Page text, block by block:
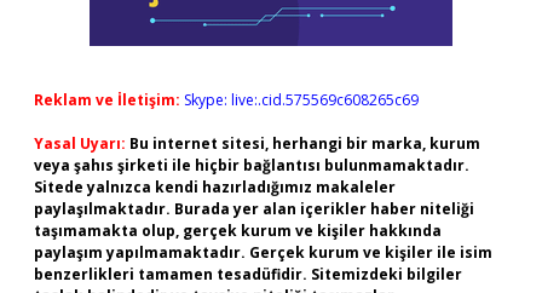
Reklam ve İletişim: Skype: live:.cid.575569c608265c69
Yasal Uyarı: Bu internet sitesi, herhangi bir marka, kurum
veya şahıs şirketi ile hiçbir bağlantısı bulunmamaktadır.
Sitede yalnızca kendi hazırladığımız makaleler
paylaşılmaktadır. Burada yer alan içerikler haber niteliği
taşımamakta olup, gerçek kurum ve kişiler hakkında
paylaşım yapılmamaktadır. Gerçek kurum ve kişiler ile isim
benzerlikleri tamamen tesadüfidir. Sitemizdeki bilgiler